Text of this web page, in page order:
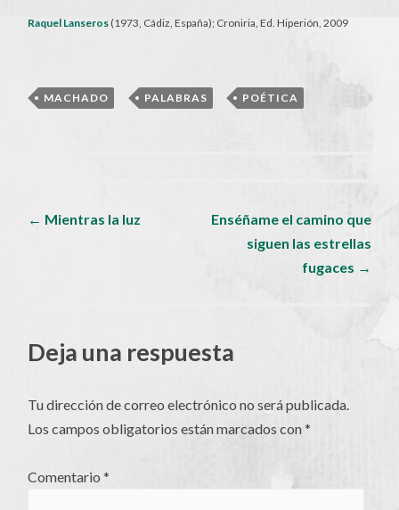
Raquel Lanseros (1973, Cádiz, España); Croniria, Ed. Hiperión, 2009
MACHADO , PALABRAS , POÉTICA
Navegador
← Mientras la luz
Enséñame el camino que
siguen las estrellas
fugaces →
Deja una respuesta
Tu dirección de correo electrónico no será publicada.
Los campos obligatorios están marcados con*
Comentario*